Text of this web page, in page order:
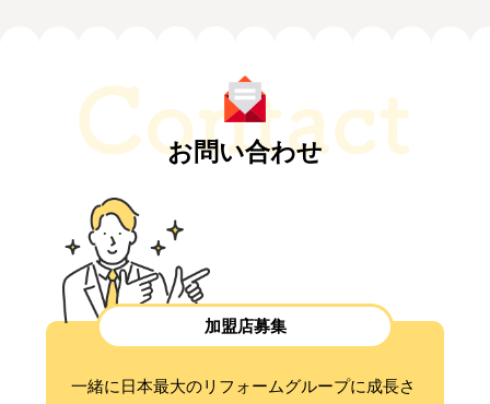
お問い合わせ
加盟店募集
一緒に日本最大のリフォームグループに成長さ